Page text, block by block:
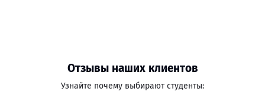
Отзывы наших клиентов
Узнайте почему выбирают студенты: